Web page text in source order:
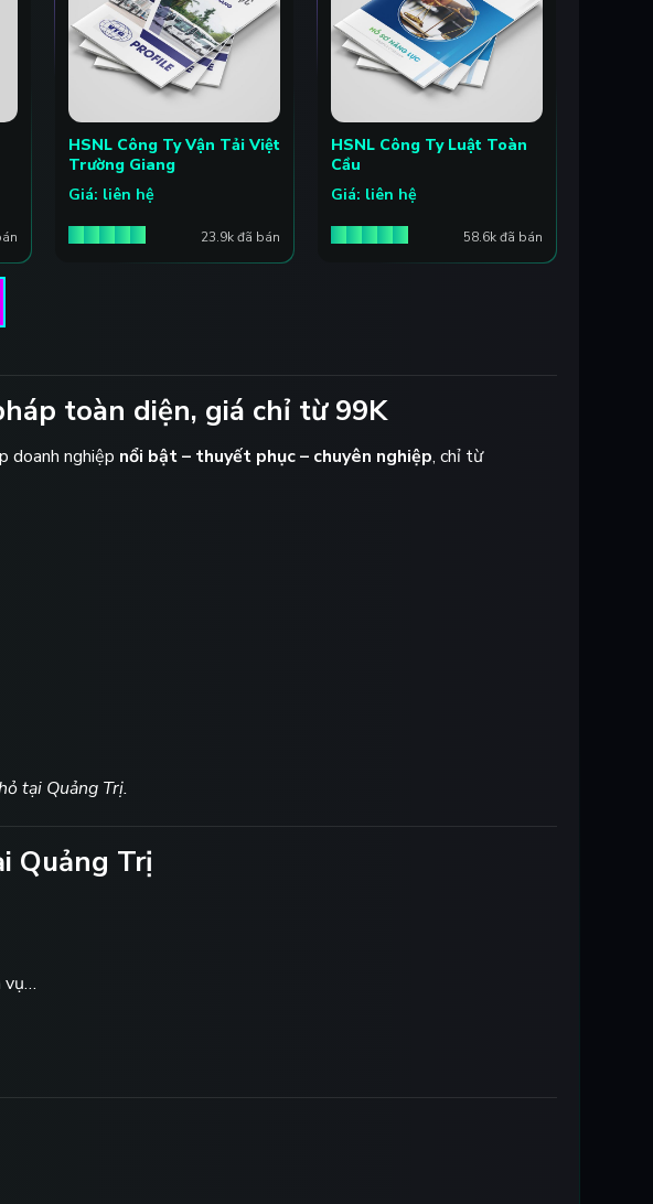
HSNL Công Ty Vận Tải Việt
Trường Giang
Giá: liên hệ
23.9k đã bán
HSNL Công Ty Luật Toàn
Cầu
Giá: liên hệ
58.6k đã bán
toàn diện, giá chỉ từ 99K
doanh nghiệp nổi bật – thuyết phục – chuyên nghiệp, chỉ từ
tại Quảng Trị.
Quảng Trị
vụ…